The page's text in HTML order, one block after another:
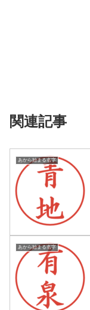
関連記事
あから始まる名字
あから始まる名字